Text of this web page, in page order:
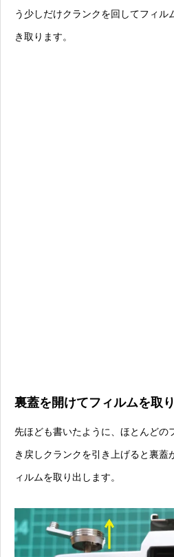
う少しだけクランクを回してフィル
き取ります。
裏蓋を開けてフィルムを取
先ほども書いたように、ほとんどの
き戻しクランクを引き上げると裏蓋
ィルムを取り出します。